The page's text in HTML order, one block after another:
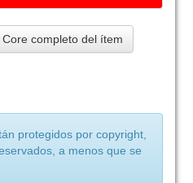
completo del ítem
protegidos por copyright,
a menos que se